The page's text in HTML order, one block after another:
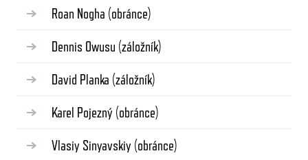
Roan Nogha (obránce)
Dennis Owusu (záložník)
David Planka (záložník)
Karel Pojezný (obránce)
Vlasiy Sinyavskiy (obránce)